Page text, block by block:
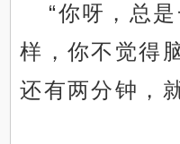
“你呀，总
样，你不觉得
还有两分钟，